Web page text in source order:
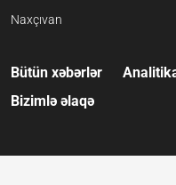
Naxçıvan
Bütün xəbərlər
Bizimlə əlaqə